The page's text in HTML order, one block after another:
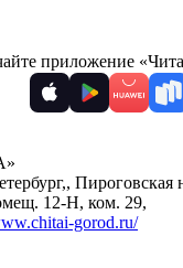
приложение
, Пироговская
12-Н, ком. 29,
gorod.ru/